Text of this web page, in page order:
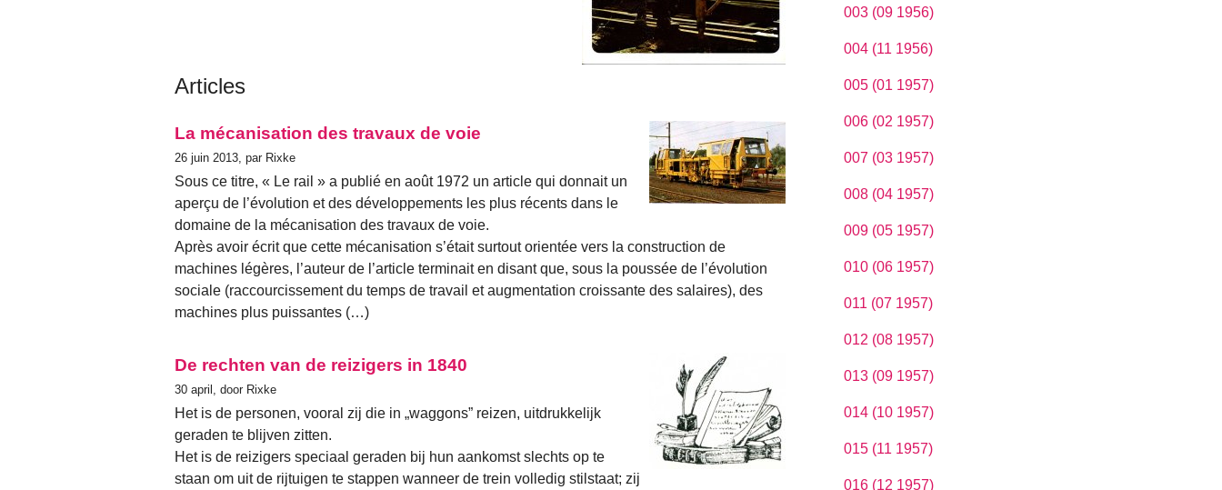
Articles
La mécanisation des travaux de voie
26 juin 2013, par Rixke
Sous ce titre, « Le rail » a publié en août 1972 un article qui donnait un
aperçu de l’évolution et des développements les plus récents dans le
domaine de la mécanisation des travaux de voie.
Après avoir écrit que cette mécanisation s’était surtout orientée vers la construction de
machines légères, l’auteur de l’article terminait en disant que, sous la poussée de l’évolution
sociale (raccourcissement du temps de travail et augmentation croissante des salaires), des
machines plus puissantes (…)
De rechten van de reizigers in 1840
30 april, door Rixke
Het is de personen, vooral zij die in „waggons” reizen, uitdrukkelijk
geraden te blijven zitten.
Het is de reizigers speciaal geraden bij hun aankomst slechts op te
staan om uit de rijtuigen te stappen wanneer de trein volledig stilstaat; zij
003 (09 1956)
004 (11 1956)
005 (01 1957)
006 (02 1957)
007 (03 1957)
008 (04 1957)
009 (05 1957)
010 (06 1957)
011 (07 1957)
012 (08 1957)
013 (09 1957)
014 (10 1957)
015 (11 1957)
016 (12 1957)